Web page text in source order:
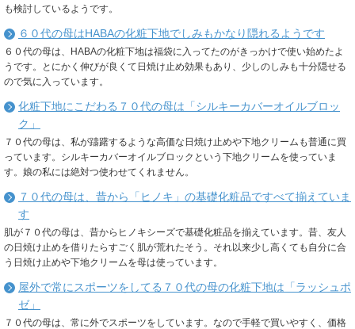
も検討しているようです。
６０代の母はHABAの化粧下地でしみもかなり隠れるようです
６０代の母は、HABAの化粧下地は福袋に入ってたのがきっかけで使い始めたよ
うです。とにかく伸びが良くて日焼け止め効果もあり、少しのしみも十分隠せる
ので気に入っています。
化粧下地にこだわる７０代の母は「シルキーカバーオイルブロッ
ク」
７０代の母は、私が躊躇するような高価な日焼け止めや下地クリームも普通に買
っています。シルキーカバーオイルブロックという下地クリームを使っていま
す。娘の私には絶対つ使わせてくれません。
７０代の母は、昔から「ヒノキ」の基礎化粧品ですべて揃えていま
す
肌が７０代の母は、昔からヒノキシーズで基礎化粧品を揃えています。昔、友人
の日焼け止めを借りたらすごく肌が荒れたそう。それ以来少し高くても自分に合
う日焼け止めや下地クリームを母は使っています。
屋外で常にスポーツをしてる７０代の母の化粧下地は「ラッシュポ
ゼ」
７０代の母は、常に外でスポーツをしています。なので手軽で買いやすく、価格